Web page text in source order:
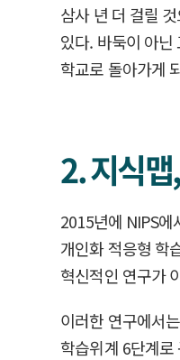
삼사 년 더 걸릴
있다. 바둑이 아닌
학교로 돌아가게
2. 지식
2015년에 NIPS
개인화 적응형 학
혁신적인 연구가
이러한 연구에서
학습위계 6단계